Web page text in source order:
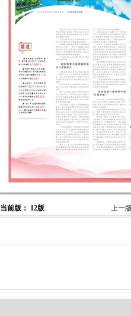
当前版： 12版 上一版